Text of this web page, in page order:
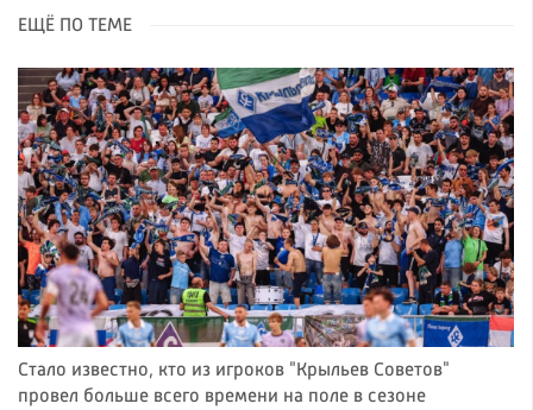
ЕЩЁ ПО ТЕМЕ
Стало известно, кто из игроков "Крыльев Советов"
провел больше всего времени на поле в сезоне